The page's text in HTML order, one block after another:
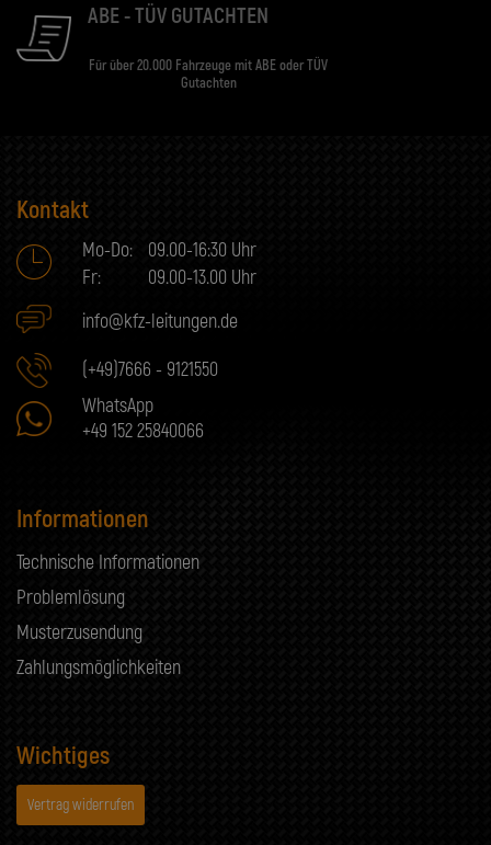
ABE - TÜV GUTACHTEN
Für über 20.000 Fahrzeuge mit ABE oder TÜV
Gutachten
Kontakt
Mo-Do:
09.00-16:30 Uhr
Fr:
09.00-13.00 Uhr
info@kfz-leitungen.de
(+49)7666 - 9121550
WhatsApp
+49 152 25840066
Informationen
Technische Informationen
Problemlösung
Musterzusendung
Zahlungsmöglichkeiten
Wichtiges
Vertrag widerrufen